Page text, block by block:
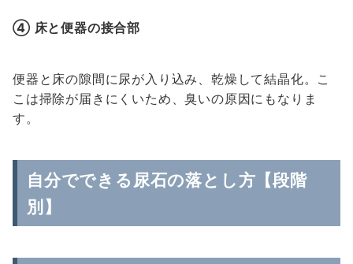
④ 床と便器の接合部
便器と床の隙間に尿が入り込み、乾燥して結晶化。こ
こは掃除が届きにくいため、臭いの原因にもなりま
す。
自分でできる尿石の落とし方【段階
別】